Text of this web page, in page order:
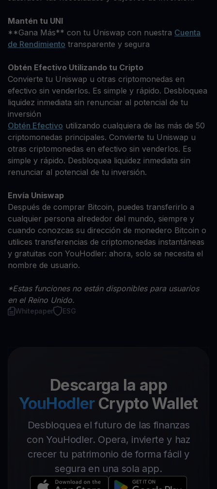
Mantén tu UNI
**Gana Más** con tu Uniswap con nuestra Cuenta
de Rendimiento transparente y segura
Obtén Efectivo Utilizando tu Cripto
Convierte tu Uniswap u otras criptomonedas en
efectivo sin venderlos. Es simple y rápido. Desbloquea
liquidez inmediata sin renunciar al potencial de tu
inversión
Obtén Efectivo utilizando cualquiera de las más de 50
criptomonedas principales. Convierte tu Uniswap u
otras criptomonedas en efectivo sin venderlos. Es
simple y rápido. Desbloquea liquidez inmediata sin
renunciar al potencial de tu inversión.
Envía Uniswap
Después de comprar Bitcoin, puedes transferirlo a
cualquier persona alrededor del mundo, siempre y
cuando conozcas su dirección de monedero Bitcoin o
utilices transferencias de criptomonedas instantáneas
y gratuitas con YouHodler: ahora, solo se necesita el
nombre de usuario.
*Estas funciones no están disponibles para usuarios
en el Reino Unido.
Whitepaper ESG
Descarga la app
YouHodler Crypto Wallet
Desbloquea el futuro de las finanzas
con YouHodler. Opera, invierte y haz
crecer tu patrimonio de forma fácil y
segura en una sola app.